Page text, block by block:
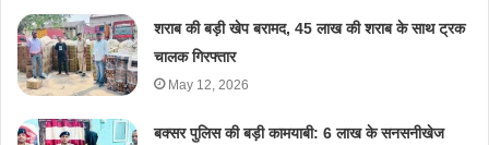
शराब की बड़ी खेप बरामद, 45 लाख की शराब के साथ ट्रक
चालक गिरफ्तार
May 12, 2026
बक्सर पुलिस की बड़ी कामयाबी: 6 लाख के सनसनीखेज